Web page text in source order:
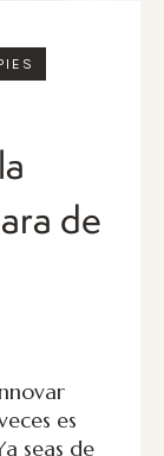
de
es
seas de